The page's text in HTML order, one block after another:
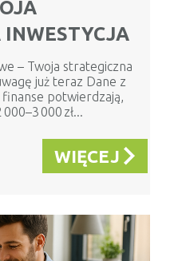
INWESTYCJA
– Twoja strategiczna
już teraz Dane z
potwierdzają,
000 zł...
WIĘCEJ